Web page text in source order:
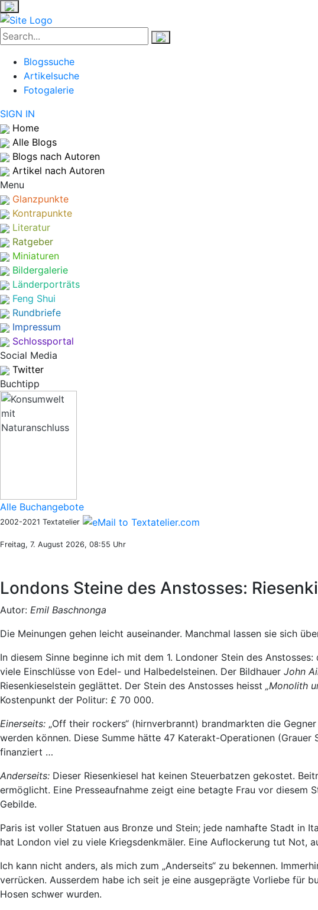
Blogssuche
Artikelsuche
Fotogalerie
SIGN IN
Home
Alle Blogs
Blogs nach Autoren
Artikel nach Autoren
Menu
Glanzpunkte
Kontrapunkte
Literatur
Ratgeber
Miniaturen
Bildergalerie
Länderporträts
Feng Shui
Rundbriefe
Impressum
Schlossportal
Social Media
Twitter
Buchtipp
Alle Buchangebote
2002-2021 Textatelier
Freitag, 7. August 2026, 08:55 Uhr
Londons Steine des Anstosses:
Autor: Emil Baschnonga
Die Meinungen gehen leicht auseinander. Manchmal lassen sie sich
In diesem Sinne beginne ich mit dem 1. Londoner Stein des
viele Einschlüsse von Edel- und Halbedelsteinen. Der Bildhauer John
Riesenkieselstein geglättet. Der Stein des Anstosses heisst „Monolith
Kostenpunkt der Politur: £ 70 000.
Einerseits: „Off their rockers“ (hirnverbrannt) brandmarkten die
werden können. Diese Summe hätte 47 Katerakt-Operationen
finanziert …
Anderseits: Dieser Riesenkiesel hat keinen Steuerbatzen gekostet.
ermöglicht. Eine Presseaufnahme zeigt eine betagte Frau vor
Gebilde.
Paris ist voller Statuen aus Bronze und Stein; jede namhafte Stadt in
hat London viel zu viele Kriegsdenkmäler. Eine Auflockerung tut Not,
Ich kann nicht anders, als mich zum „Anderseits“ zu bekennen.
verrücken. Ausserdem habe ich seit je eine ausgeprägte Vorliebe für
Hosen schwer wurden.